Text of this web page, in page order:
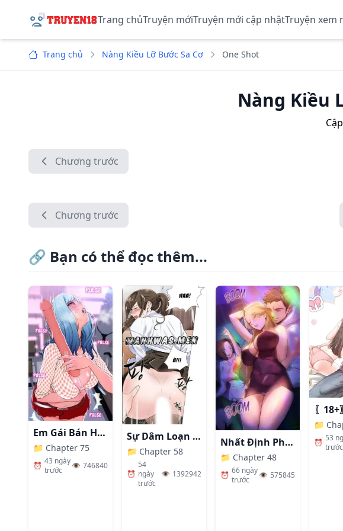
Trang chủTruyện mớiTruyện mới cập nhậtTruyện xem
Trang chủ Nàng Kiều Lỡ Bước Sa Cơ One Shot
Nàng Kiều
Chương trước
Chương trước
🔗 Bạn có thể đọc thêm...
Em Gái Bán Hàng Sextoy
📁 Chapter 75
⏰ 43 ngày
trước
👁️ 746840
Sự Dâm Loạn Ở Bệnh Viện
📁 Chapter 58
⏰
54
ngày
trước
👁️ 1392942
Nhất Định Phải Là Chị Ấy
📁 Chapter 48
⏰ 66 ngày
trước
👁️ 575845
📁
⏰ 53
trước